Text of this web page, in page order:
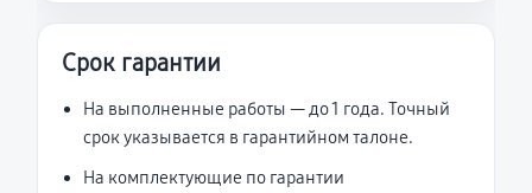
Срок гарантии
На выполненные работы — до 1 года. Точный
срок указывается в гарантийном талоне.
На комплектующие по гарантии